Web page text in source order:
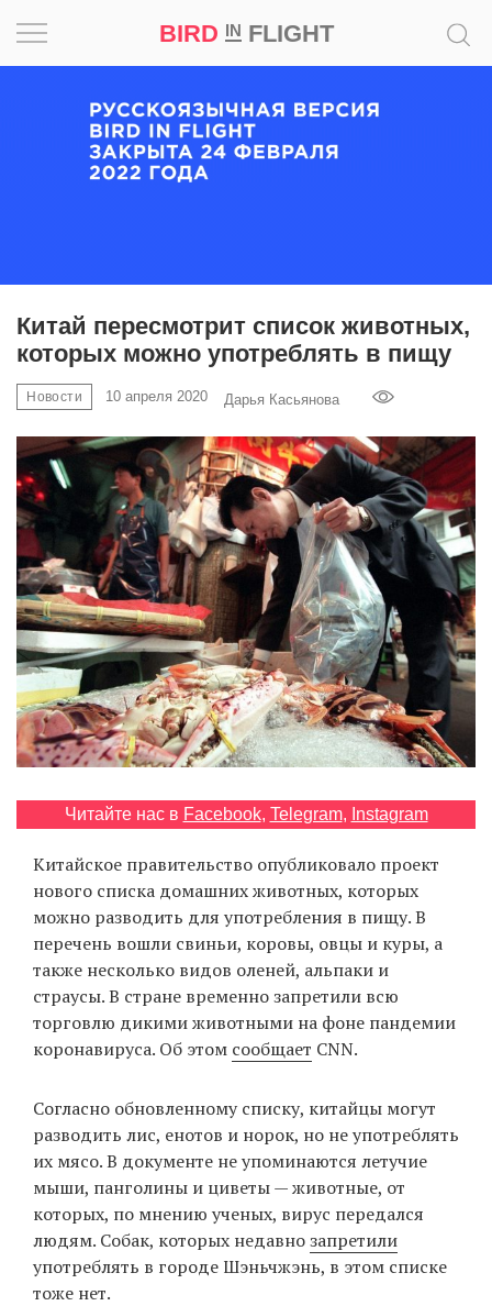
BIRD INFLIGHT
Китай пересмотрит список животных,
которых можно употреблять в пищу
Новости 10 апреля 2020 Дарья Касьянова
Читайте нас в Facebook, Telegram, Instagram
Китайское правительство опубликовало проект
нового списка домашних животных, которых
можно разводить для употребления в пищу. В
перечень вошли свиньи, коровы, овцы и куры, а
также несколько видов оленей, альпаки и
страусы. В стране временно запретили всю
торговлю дикими животными на фоне пандемии
коронавируса. Об этом сообщает CNN.
Согласно обновленному списку, китайцы могут
разводить лис, енотов и норок, но не употреблять
их мясо. В документе не упоминаются летучие
мыши, панголины и циветы — животные, от
которых, по мнению ученых, вирус передался
людям. Собак, которых недавнозапретили
употреблять в городе Шэньчжэнь, в этом списке
тоже нет.